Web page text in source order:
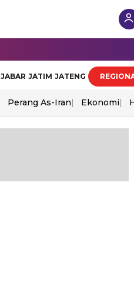
JABAR JATIM JATENG
Perang As-Iran Ekonomi